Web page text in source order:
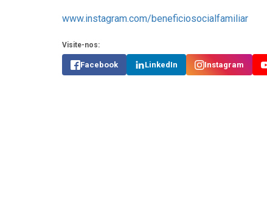
www.instagram.com/beneficiosocialfamiliar
Visite-nos:
Facebook LinkedIn Instagram